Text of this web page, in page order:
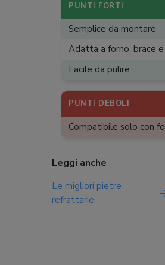
PUNTI FORTI
Semplice da montare
Adatta a forno, brace e
Facile da pulire
PUNTI DEBOLI
Compatibile solo con
Leggi anche
Le migliori pietre
refrattarie